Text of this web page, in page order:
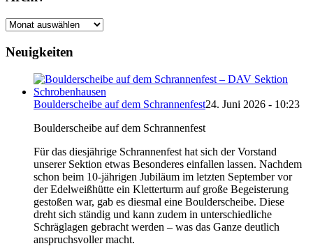
Archiv
Neuigkeiten
Boulderscheibe auf dem Schrannenfest24. Juni 2026 - 10:23
Boulderscheibe auf dem Schrannenfest
Für das diesjährige Schrannenfest hat sich der Vorstand
unserer Sektion etwas Besonderes einfallen lassen. Nachdem
schon beim 10-jährigen Jubiläum im letzten September vor
der Edelweißhütte ein Kletterturm auf große Begeisterung
gestoßen war, gab es diesmal eine Boulderscheibe. Diese
dreht sich ständig und kann zudem in unterschiedliche
Schräglagen gebracht werden – was das Ganze deutlich
anspruchsvoller macht.